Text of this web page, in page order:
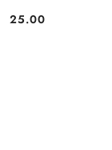
Cena:
25.00